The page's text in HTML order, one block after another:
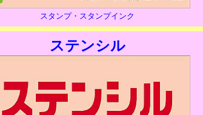
スタンプ・スタンプインク
ステンシル